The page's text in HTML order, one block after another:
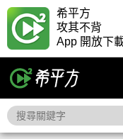
希平方
攻其不背
App 開放下